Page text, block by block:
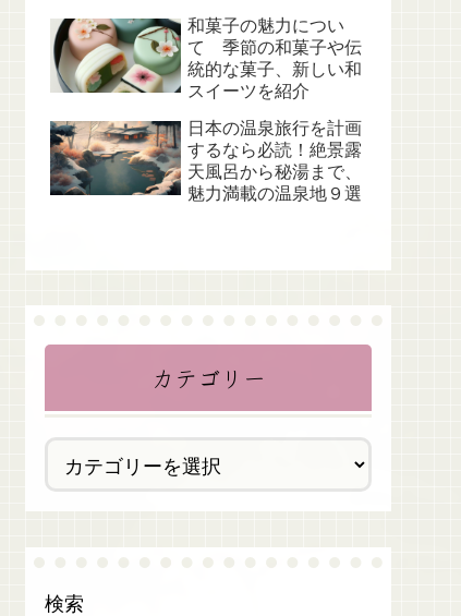
和菓子の魅力につい
て 季節の和菓子や伝
統的な菓子、新しい和
スイーツを紹介
日本の温泉旅行を計画
するなら必読！絶景露
天風呂から秘湯まで、
魅力満載の温泉地９選
カテゴリー
検索